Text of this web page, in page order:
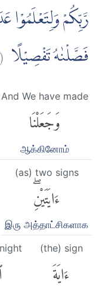
رَّبِّكُمْ وَلِتَعْلَمُوْا
فَصَّلْنٰهُ تَفْصِيْلًا (
And We have made
وَجَعَلْنَا
ஆக்கினோம்
(as) two signs
ءَايَتَيْنِۖ
இரு அத்தாட்சிகளாக
(the) sign
ءَايَةَ